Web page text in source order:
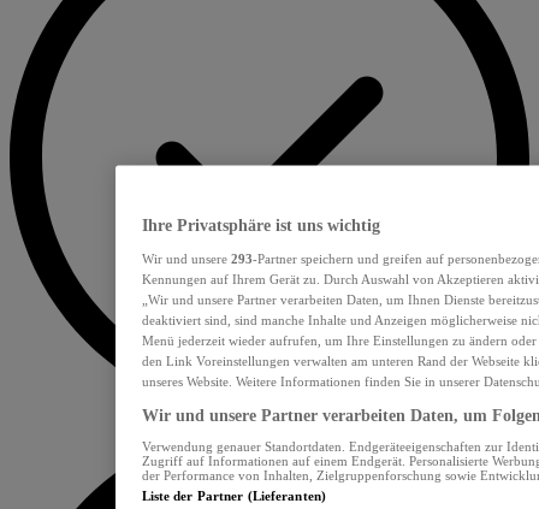
Ihre Privatsphäre ist uns wichtig
Wir und unsere 293-Partner speichern und greifen auf
Kennungen auf Ihrem Gerät zu. Durch Auswahl von Akzeptieren
„Wir und unsere Partner verarbeiten Daten, um Ihnen Dienste
deaktiviert sind, sind manche Inhalte und Anzeigen möglicherweise
Menü jederzeit wieder aufrufen, um Ihre Einstellungen zu ändern
den Link Voreinstellungen verwalten am unteren Rand der Webseite
unseres Website. Weitere Informationen finden Sie in unserer
Wir und unsere Partner verarbeiten Daten, um
Verwendung genauer Standortdaten. Endgeräteeigenschaften zur
Zugriff auf Informationen auf einem Endgerät. Personalisierte
der Performance von Inhalten, Zielgruppenforschung sowie
Liste der Partner (Lieferanten)